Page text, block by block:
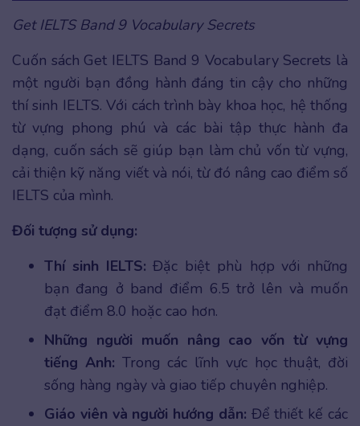
Get IELTS Band 9 Vocabulary Secrets
Cuốn sách Get IELTS Band 9 Vocabulary Secrets là
một người bạn đồng hành đáng tin cậy cho những
thí sinh IELTS. Với cách trình bày khoa học, hệ thống
từ vựng phong phú và các bài tập thực hành đa
dạng, cuốn sách sẽ giúp bạn làm chủ vốn từ vựng,
cải thiện kỹ năng viết và nói, từ đó nâng cao điểm số
IELTS của mình.
Đối tượng sử dụng:
Thí sinh IELTS: Đặc biệt phù hợp với những
bạn đang ở band điểm 6.5 trở lên và muốn
đạt điểm 8.0 hoặc cao hơn.
Những người muốn nâng cao vốn từ vựng
tiếng Anh: Trong các lĩnh vực học thuật, đời
sống hàng ngày và giao tiếp chuyên nghiệp.
Giáo viên và người hướng dẫn: Để thiết kế các